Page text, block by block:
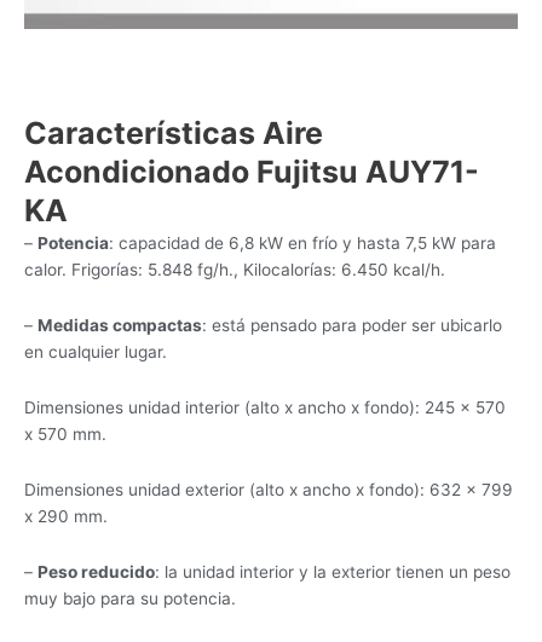
Características Aire
Acondicionado Fujitsu AUY71-
KA
– Potencia: capacidad de 6,8 kW en frío y hasta 7,5 kW para
calor. Frigorías: 5.848 fg/h., Kilocalorías: 6.450 kcal/h.
– Medidas compactas: está pensado para poder ser ubicarlo
en cualquier lugar.
Dimensiones unidad interior (alto x ancho x fondo): 245 x 570
x 570 mm.
Dimensiones unidad exterior (alto x ancho x fondo): 632 x 799
x 290 mm.
– Peso reducido: la unidad interior y la exterior tienen un peso
muy bajo para su potencia.